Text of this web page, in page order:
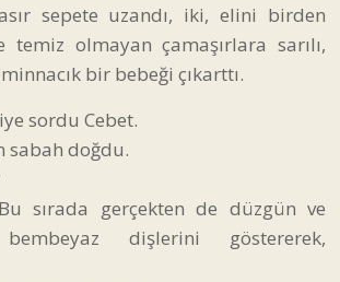
sepete uzandı, iki, elini birden
temiz olmayan çamaşırlara sarılı,
bir bebeği çıkarttı.
sordu Cebet.
sabah doğdu.
sırada gerçekten de düzgün ve
dişlerini göstererek,